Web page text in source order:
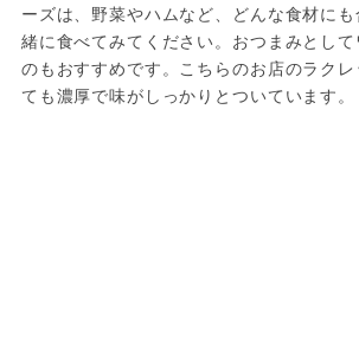
ーズは、野菜やハムなど、どんな食材に
緒に食べてみてください。おつまみとして
のもおすすめです。こちらのお店のラク
ても濃厚で味がしっかりとついています。